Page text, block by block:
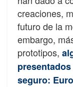
creaciones,
futuro de la
embargo,
prototipos,
seguro: